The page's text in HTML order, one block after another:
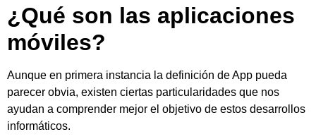
¿Qué son las aplicaciones
móviles?
Aunque en primera instancia la definición de App pueda
parecer obvia, existen ciertas particularidades que nos
ayudan a comprender mejor el objetivo de estos desarrollos
informáticos.